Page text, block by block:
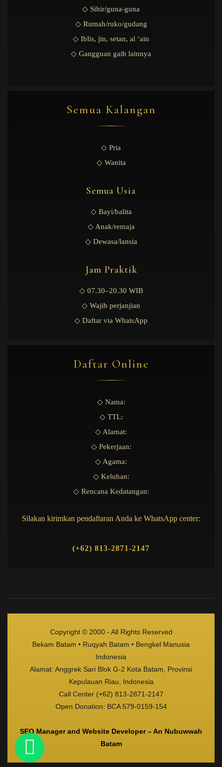
◇ Sihir/guna-guna
◇ Rumah/ruko/gudang
◇ Iblis, jin, setan, al ‘ain
◇ Gangguan gaib lainnya
Semua Kalangan
◇ Pria
◇ Wanita
Semua Usia
◇ Bayi/balita
◇ Anak/remaja
◇ Dewasa/lansia
Jam Praktik
◇ 07.30–20.30 WIB
◇ Wajib perjanjian
◇ Daftar via WhatsApp
Daftar Online
◇ Nama:
◇ TTL:
◇ Alamat:
◇ Pekerjaan:
◇ Agama:
◇ Keluhan:
◇ Rencana Kedatangan:
Silakan kirimkan pendaftaran Anda ke WhatsApp center:
(+62) 813-2871-2147
Copyright © 2000 - All Rights Reserved
Bekam Batam • Ruqyah Batam • Bengkel Manusia
Indonesia
Alamat: Anggrek Sari Blok G-2 Kota Batam, Provinsi
Kepulauan Riau, Indonesia
Call Center (+62) 813-2871-2147
Open Donation: BCA 579-0159-154
SEO Manager and Website Developer – An Nubuwwah
Batam